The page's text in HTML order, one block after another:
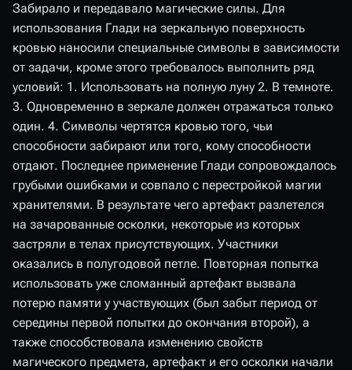
Забирало и передавало магические силы. Для
использования Глади на зеркальную поверхность
кровью наносили специальные символы в зависимости
от задачи, кроме этого требовалось выполнить ряд
условий: 1. Использовать на полную луну 2. В темноте.
3. Одновременно в зеркале должен отражаться только
один. 4. Символы чертятся кровью того, чьи
способности забирают или того, кому способности
отдают. Последнее применение Глади сопровождалось
грубыми ошибками и совпало с перестройкой магии
хранителями. В результате чего артефакт разлетелся
на зачарованные осколки, некоторые из которых
застряли в телах присутствующих. Участники
оказались в полугодовой петле. Повторная попытка
использовать уже сломанный артефакт вызвала
потерю памяти у участвующих (был забыт период от
середины первой попытки до окончания второй), а
также способствовала изменению свойств
магического предмета, артефакт и его осколки начали